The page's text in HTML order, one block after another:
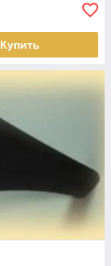
Купить